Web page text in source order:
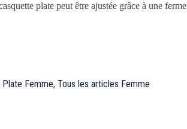
plate peut être ajustée grâce à une
Femme, Tous les articles Femme